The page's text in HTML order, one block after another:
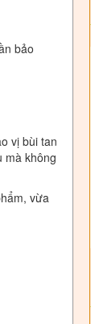
bảo
vị bùi tan
mà không
vừa